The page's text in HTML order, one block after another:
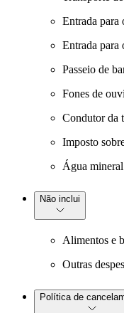
Entrada
Entrada
Passeio de
Fones de
Condutor da
Imposto
Água mineral
Não inclui
Alimentos e
Outras
Política de